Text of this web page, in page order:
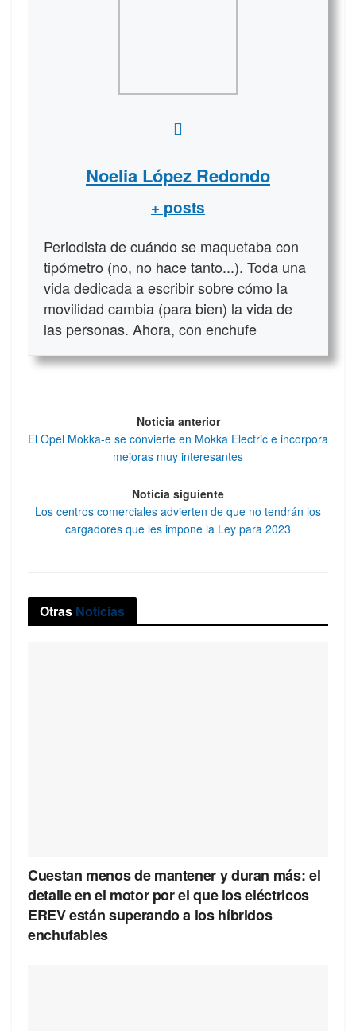
Noelia López Redondo
+ posts
Periodista de cuándo se maquetaba con
tipómetro (no, no hace tanto...). Toda una
vida dedicada a escribir sobre cómo la
movilidad cambia (para bien) la vida de
las personas. Ahora, con enchufe
Noticia anterior
El Opel Mokka-e se convierte en Mokka Electric e incorpora
mejoras muy interesantes
Noticia siguiente
Los centros comerciales advierten de que no tendrán los
cargadores que les impone la Ley para 2023
Otras Noticias
Cuestan menos de mantener y duran más: el
detalle en el motor por el que los eléctricos
EREV están superando a los híbridos
enchufables